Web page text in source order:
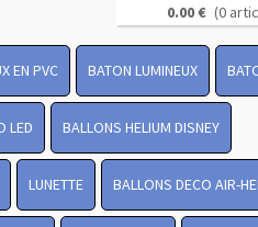
0.00 € (0
EN PVC BATON LUMINEUX
LED BALLONS HELIUM DISNEY
LUNETTE BALLONS DECO AIR-